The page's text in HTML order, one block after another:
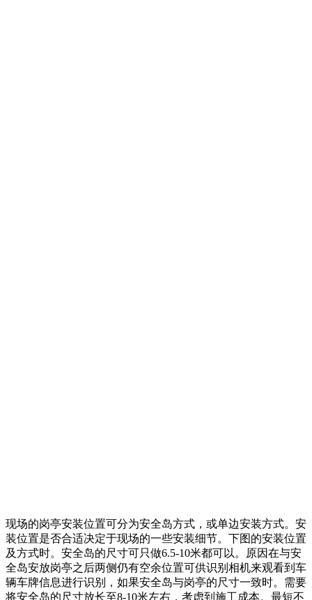
现场的岗亭安装位置可分为安全岛方式，或单边安装方式。安
装位置是否合适决定于现场的一些安装细节。下图的安装位置
及方式时。安全岛的尺寸可只做6.5-10米都可以。原因在与安
全岛安放岗亭之后两侧仍有空余位置可供识别相机来观看到车
辆车牌信息进行识别，如果安全岛与岗亭的尺寸一致时。需要
将安全岛的尺寸放长至8-10米左右，考虑到施工成本。最短不